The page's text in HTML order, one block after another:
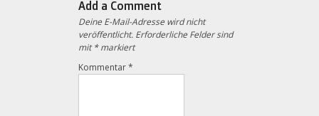
Add a Comment
Deine E-Mail-Adresse wird nicht
veröffentlicht. Erforderliche Felder sind
mit*markiert
Kommentar*